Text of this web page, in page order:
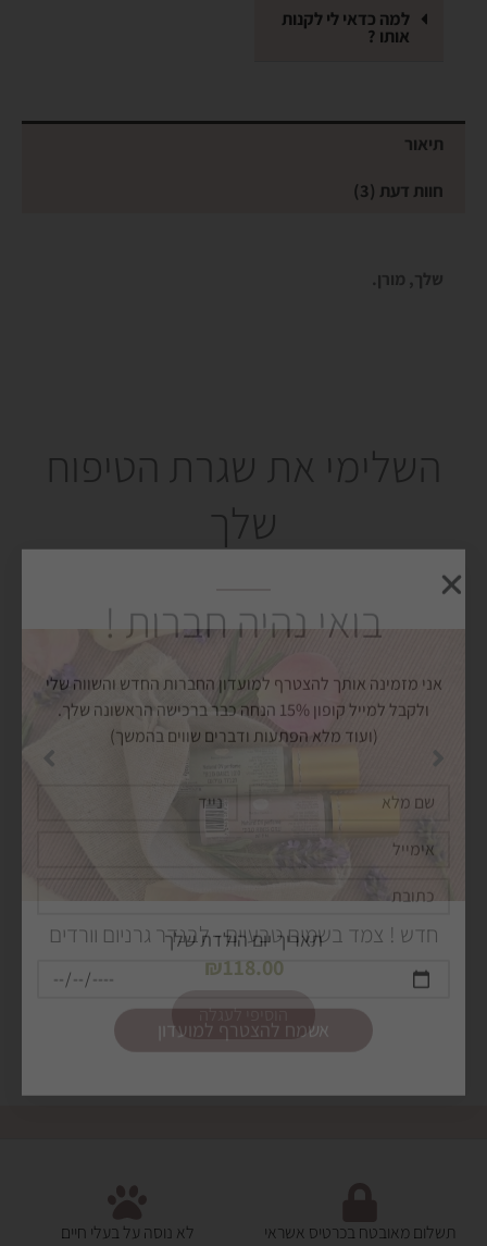
למה כדאי לי לקנות
אותו ?
תיאור
חוות דעת (3)
שלך, מורן.
השלימי את שגרת הטיפוח
שלך
חדש ! צמד בשמים טבעיים - לבנדר גרניום וורדים
₪118.00
הוסיפי לעגלה
תשלום מאובטח בכרטיס אשראי לא נוסה על בעלי חיים
ולקבל למייל קופון 15% הנחה כבר ברכישה הראשונה שלך.
(ועוד מלא הפתעות ודברים שווים בהמשך)
שם
נייד
כתובת
תאריך יום הולדת שלך
אשמח להצטרף למועדון
Alternative: